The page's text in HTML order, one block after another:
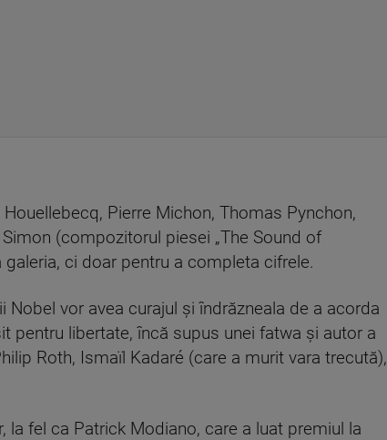
Pierre Michon, Thomas Pynchon,
(compozitorul piesei „The Sound of
ci doar pentru a completa cifrele.
vor avea curajul şi îndrăzneala de a acorda
pentru libertate, încă supus unei fatwa şi autor a
Roth, Ismaïl Kadaré (care a murit vara trecută),
fel ca Patrick Modiano, care a luat premiul la